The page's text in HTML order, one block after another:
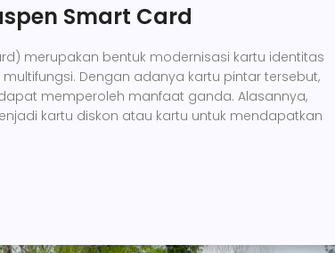
Smart Card
merupakan bentuk modernisasi kartu identitas
Dengan adanya kartu pintar tersebut,
memperoleh manfaat ganda. Alasannya,
kartu diskon atau kartu untuk mendapatkan